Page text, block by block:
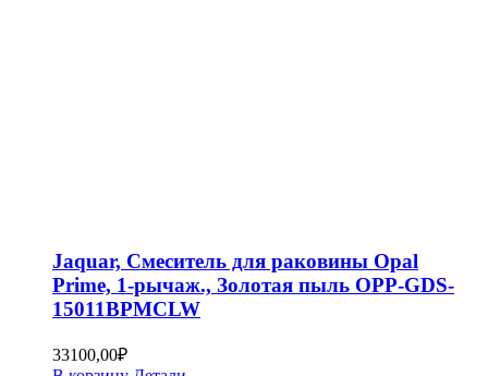
Jaquar, Смеситель для раковины Opal
Prime, 1-рычаж., Золотая пыль OPP-GDS-
15011BPMCLW
33100,00₽